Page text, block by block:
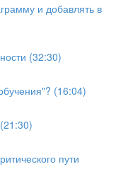
и добавлять в
(32:30)
(16:04)
пути